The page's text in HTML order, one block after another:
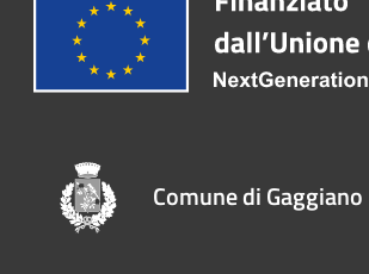
Comune di Gaggiano